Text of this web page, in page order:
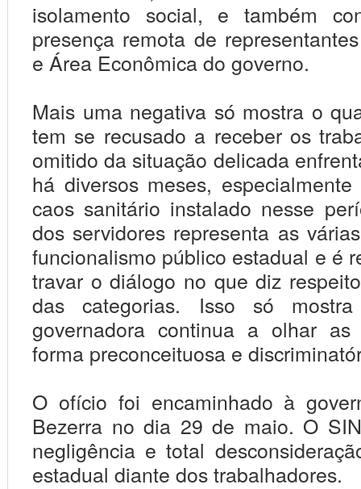
isolamento social, e também
presença remota de
e Área Econômica do governo.
Mais uma negativa só mostra o
tem se recusado a receber os
omitido da situação delicada
há diversos meses,
caos sanitário instalado nesse
dos servidores representa as
funcionalismo público estadual e é
travar o diálogo no que diz
das categorias. Isso só
governadora continua a olhar as
forma preconceituosa e
O ofício foi encaminhado à
Bezerra no dia 29 de maio. O
negligência e total
estadual diante dos trabalhadores.